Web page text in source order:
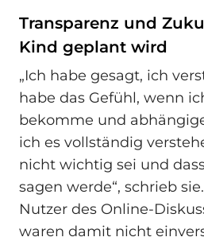
Transparenz und
Kind geplant wird
„Ich habe gesagt, ich
habe das Gefühl, wenn
bekomme und
ich es vollständig
nicht wichtig sei und
sagen werde“, schrieb
Nutzer des Online-
waren damit nicht